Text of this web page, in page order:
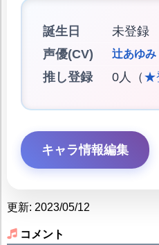
誕生日
未登録
声優(CV)
辻あゆみ
推し登録 0人（ ★
キャラ情報編集
更新: 2023/05/12
コメント